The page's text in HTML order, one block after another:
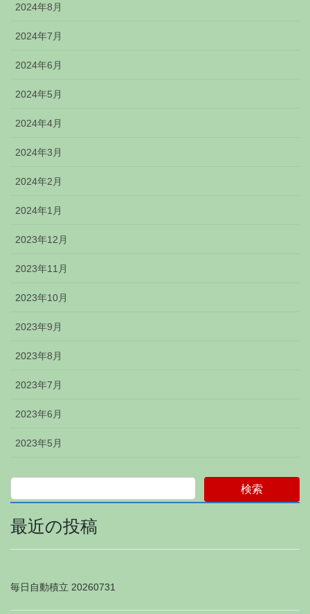
2024年8月
2024年7月
2024年6月
2024年5月
2024年4月
2024年3月
2024年2月
2024年1月
2023年12月
2023年11月
2023年10月
2023年9月
2023年8月
2023年7月
2023年6月
2023年5月
検索
最近の投稿
毎日自動積立 20260731